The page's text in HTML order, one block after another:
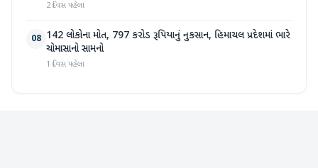
2 દિવસ પહેલા
08 142 લોકોના મોત, 797 કરોડ રૂપિયાનું નુકસાન, હિમાચલ પ્રદેશમાં ભારે
ચોમાસાનો સામનો
1 દિવસ પહેલા